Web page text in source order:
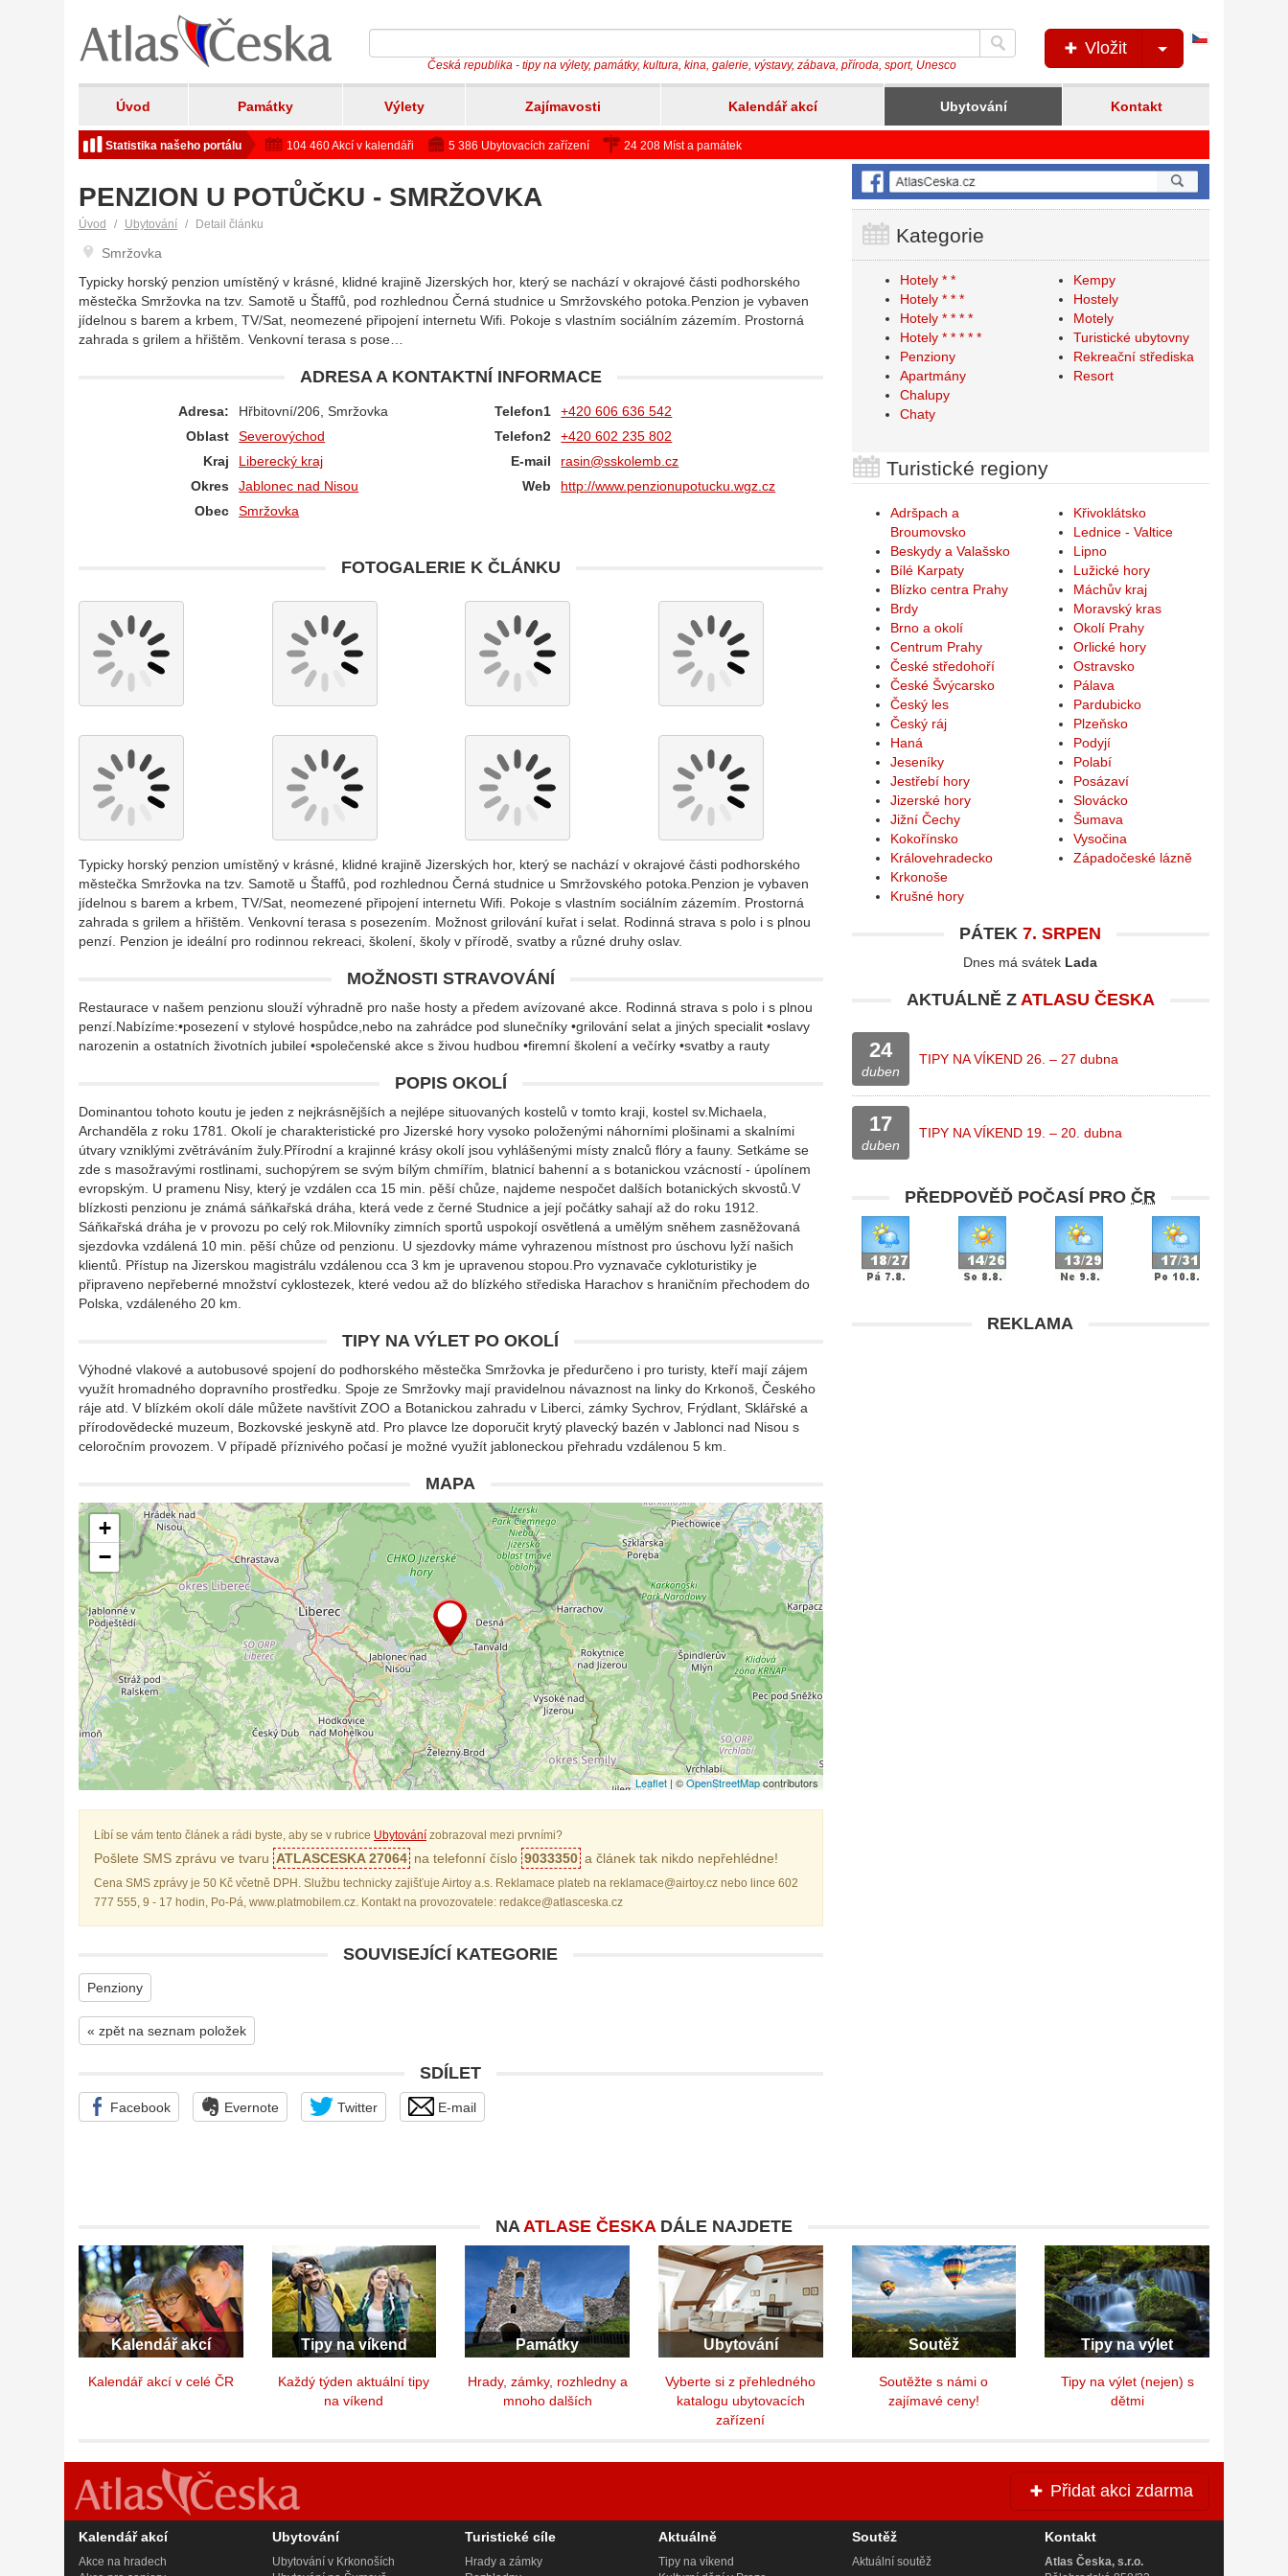
Česká republika - tipy na výlety, památky, kultura, kina, galerie, výstavy, zábava, příroda, sport, Unesco
Vložit
Úvod Památky Výlety Zajímavosti Kalendář akcí Ubytování Kontakt
Statistika našeho portálu 104 460 Akcí v kalendáři 5 386 Ubytovacích zařízení 24 208 Míst a památek
PENZION U POTŮČKU - SMRŽOVKA
Úvod Ubytování Detail článku
Smržovka
Typicky horský penzion umístěný v krásné, klidné krajině Jizerských hor, který se nachází v okrajové části podhorského
městečka Smržovka na tzv. Samotě u Štaffů, pod rozhlednou Černá studnice u Smržovského potoka.Penzion je vybaven
jídelnou s barem a krbem, TV/Sat, neomezené připojení internetu Wifi. Pokoje s vlastním sociálním zázemím. Prostorná
zahrada s grilem a hřištěm. Venkovní terasa s pose…
ADRESA A KONTAKTNÍ INFORMACE
Adresa:
Hřbitovní/206, Smržovka
Oblast
Severovýchod
Kraj
Liberecký kraj
Okres
Jablonec nad Nisou
Obec
Smržovka
Telefon1
+420 606 636 542
Telefon2
+420 602 235 802
E-mail
rasin@sskolemb.cz
Web
http://www.penzionupotucku.wgz.cz
FOTOGALERIE K ČLÁNKU
Typicky horský penzion umístěný v krásné, klidné krajině Jizerských hor, který se nachází v okrajové části podhorského
městečka Smržovka na tzv. Samotě u Štaffů, pod rozhlednou Černá studnice u Smržovského potoka.Penzion je vybaven
jídelnou s barem a krbem, TV/Sat, neomezené připojení internetu Wifi. Pokoje s vlastním sociálním zázemím. Prostorná
zahrada s grilem a hřištěm. Venkovní terasa s posezením. Možnost grilování kuřat i selat. Rodinná strava s polo i s plnou
penzí. Penzion je ideální pro rodinnou rekreaci, školení, školy v přírodě, svatby a různé druhy oslav.
MOŽNOSTI STRAVOVÁNÍ
Restaurace v našem penzionu slouží výhradně pro naše hosty a předem avízované akce. Rodinná strava s polo i s plnou
penzí.Nabízíme:•posezení v stylové hospůdce,nebo na zahrádce pod slunečníky •grilování selat a jiných specialit •oslavy
narozenin a ostatních životních jubileí •společenské akce s živou hudbou •firemní školení a večírky •svatby a rauty
POPIS OKOLÍ
Dominantou tohoto koutu je jeden z nejkrásnějších a nejlépe situovaných kostelů v tomto kraji, kostel sv.Michaela,
Archanděla z roku 1781. Okolí je charakteristické pro Jizerské hory vysoko položenými náhorními plošinami a skalními
útvary vzniklými zvětráváním žuly.Přírodní a krajinné krásy okolí jsou vyhlášenými místy znalců flóry a fauny. Setkáme se
zde s masožravými rostlinami, suchopýrem se svým bílým chmířím, blatnicí bahenní a s botanickou vzácností - úpolínem
evropským. U pramenu Nisy, který je vzdálen cca 15 min. pěší chůze, najdeme nespočet dalších botanických skvostů.V
blízkosti penzionu je známá sáňkařská dráha, která vede z černé Studnice a její počátky sahají až do roku 1912.
Sáňkařská dráha je v provozu po celý rok.Milovníky zimních sportů uspokojí osvětlená a umělým sněhem zasněžovaná
sjezdovka vzdálená 10 min. pěší chůze od penzionu. U sjezdovky máme vyhrazenou místnost pro úschovu lyží našich
klientů. Přístup na Jizerskou magistrálu vzdálenou cca 3 km je upravenou stopou.Pro vyznavače cykloturistiky je
připraveno nepřeberné množství cyklostezek, které vedou až do blízkého střediska Harachov s hraničním přechodem do
Polska, vzdáleného 20 km.
TIPY NA VÝLET PO OKOLÍ
Výhodné vlakové a autobusové spojení do podhorského městečka Smržovka je předurčeno i pro turisty, kteří mají zájem
využít hromadného dopravního prostředku. Spoje ze Smržovky mají pravidelnou návaznost na linky do Krkonoš, Českého
ráje atd. V blízkém okolí dále můžete navštívit ZOO a Botanickou zahradu v Liberci, zámky Sychrov, Frýdlant, Sklářské a
přírodovědecké muzeum, Bozkovské jeskyně atd. Pro plavce lze doporučit krytý plavecký bazén v Jablonci nad Nisou s
celoročním provozem. V případě příznivého počasí je možné využít jabloneckou přehradu vzdálenou 5 km.
MAPA
+
−
Leaflet| ©OpenStreetMapcontributors
Líbí se vám tento článek a rádi byste, aby se v rubrice Ubytování zobrazoval mezi prvními?
Pošlete SMS zprávu ve tvaru ATLASCESKA 27064 na telefonní číslo 9033350 a článek tak nikdo nepřehlédne!
Cena SMS zprávy je 50 Kč včetně DPH. Službu technicky zajišťuje Airtoy a.s. Reklamace plateb na reklamace@airtoy.cz nebo lince 602
777 555, 9 - 17 hodin, Po-Pá, www.platmobilem.cz. Kontakt na provozovatele: redakce@atlasceska.cz
SOUVISEJÍCÍ KATEGORIE
Penziony
« zpět na seznam položek
SDÍLET
Facebook Evernote Twitter E-mail
Kategorie
Hotely * *
Hotely * * *
Hotely * * * *
Hotely * * * * *
Penziony
Apartmány
Chalupy
Chaty
Kempy
Hostely
Motely
Turistické ubytovny
Rekreační střediska
Resort
Turistické regiony
Adršpach a
Broumovsko
Beskydy a Valašsko
Bílé Karpaty
Blízko centra Prahy
Brdy
Brno a okolí
Centrum Prahy
České středohoří
České Švýcarsko
Český les
Český ráj
Haná
Jeseníky
Jestřebí hory
Jizerské hory
Jižní Čechy
Kokořínsko
Královehradecko
Krkonoše
Krušné hory
Křivoklátsko
Lednice - Valtice
Lipno
Lužické hory
Máchův kraj
Moravský kras
Okolí Prahy
Orlické hory
Ostravsko
Pálava
Pardubicko
Plzeňsko
Podyjí
Polabí
Posázaví
Slovácko
Šumava
Vysočina
Západočeské lázně
PÁTEK7. SRPEN
Dnes má svátek Lada
AKTUÁLNĚ Z ATLASU ČESKA
24
duben
TIPY NA VÍKEND 26. – 27 dubna
17
duben
TIPY NA VÍKEND 19. – 20. dubna
PŘEDPOVĚĎ POČASÍ PROČR
REKLAMA
NAATLASE ČESKADÁLE NAJDETE
Kalendář akcí
Kalendář akcí v celé ČR
Tipy na víkend
Každý týden aktuální tipy
na víkend
Památky
Hrady, zámky, rozhledny a
mnoho dalších
Ubytování
Vyberte si z přehledného
katalogu ubytovacích
zařízení
Soutěž
Soutěžte s námi o
zajímavé ceny!
Tipy na výlet
Tipy na výlet (nejen) s
dětmi
Přidat akci zdarma
Kalendář akcí
Akce na hradech
Ubytování
Ubytování v Krkonoších
Turistické cíle
Hrady a zámky
Aktuálně
Tipy na víkend
Soutěž
Aktuální soutěž
Kontakt
Atlas Česka, s.r.o.